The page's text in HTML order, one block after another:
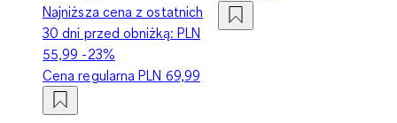
Najniższa cena z ostatnich
30 dni przed obniżką: PLN
55,99 -23%
Cena regularnaPLN 69,99